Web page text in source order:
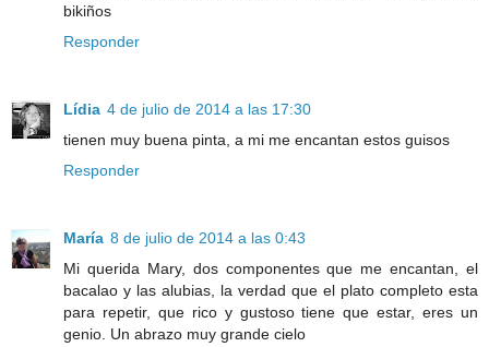
bikiños
Responder
Lídia 4 de julio de 2014 a las 17:30
tienen muy buena pinta, a mi me encantan estos guisos
Responder
María 8 de julio de 2014 a las 0:43
Mi querida Mary, dos componentes que me encantan, el
bacalao y las alubias, la verdad que el plato completo esta
para repetir, que rico y gustoso tiene que estar, eres un
genio. Un abrazo muy grande cielo